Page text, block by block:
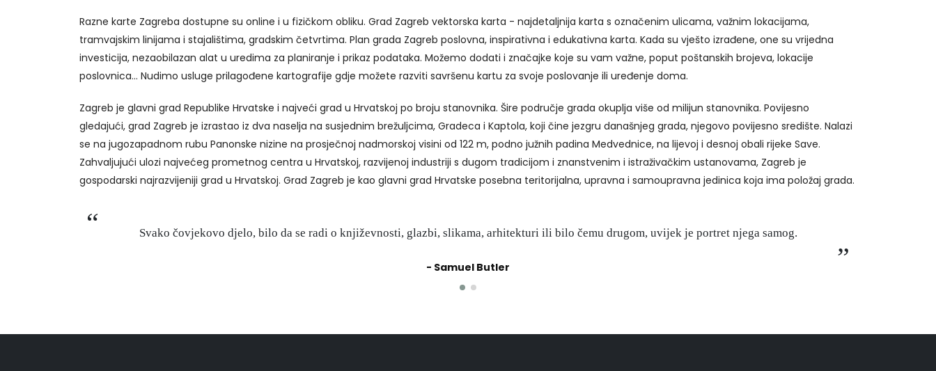
Razne karte Zagreba dostupne su online i u fizičkom obliku. Grad Zagreb vektorska karta - najdetaljnija karta s označenim ulicama, važnim lokacijama,
tramvajskim linijama i stajalištima, gradskim četvrtima. Plan grada Zagreb poslovna, inspirativna i edukativna karta. Kada su vješto izrađene, one su vrijedna
investicija, nezaobilazan alat u uredima za planiranje i prikaz podataka. Možemo dodati i značajke koje su vam važne, poput poštanskih brojeva, lokacije
poslovnica... Nudimo usluge prilagođene kartografije gdje možete razviti savršenu kartu za svoje poslovanje ili uređenje doma.
Zagreb je glavni grad Republike Hrvatske i najveći grad u Hrvatskoj po broju stanovnika. Šire područje grada okuplja više od milijun stanovnika. Povijesno
gledajući, grad Zagreb je izrastao iz dva naselja na susjednim brežuljcima, Gradeca i Kaptola, koji čine jezgru današnjeg grada, njegovo povijesno središte. Nalazi
se na jugozapadnom rubu Panonske nizine na prosječnoj nadmorskoj visini od 122 m, podno južnih padina Medvednice, na lijevoj i desnoj obali rijeke Save.
Zahvaljujući ulozi najvećeg prometnog centra u Hrvatskoj, razvijenoj industriji s dugom tradicijom i znanstvenim i istraživačkim ustanovama, Zagreb je
gospodarski najrazvijeniji grad u Hrvatskoj. Grad Zagreb je kao glavni grad Hrvatske posebna teritorijalna, upravna i samoupravna jedinica koja ima položaj grada.
Svako čovjekovo djelo, bilo da se radi o književnosti, glazbi, slikama, arhitekturi ili bilo čemu drugom, uvijek je portret njega samog.
- Samuel Butler